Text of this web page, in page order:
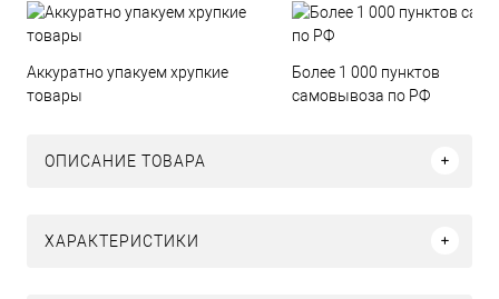
Аккуратно упакуем хрупкие
товары
Более 1 000 пунктов
самовывоза по РФ
ОПИСАНИЕ ТОВАРА
ХАРАКТЕРИСТИКИ